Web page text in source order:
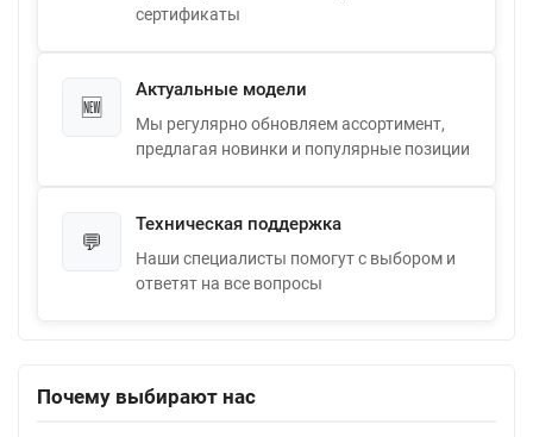
сертификаты
🆕
Актуальные модели
Мы регулярно обновляем ассортимент,
предлагая новинки и популярные позиции
💬
Техническая поддержка
Наши специалисты помогут с выбором и
ответят на все вопросы
Почему выбирают нас